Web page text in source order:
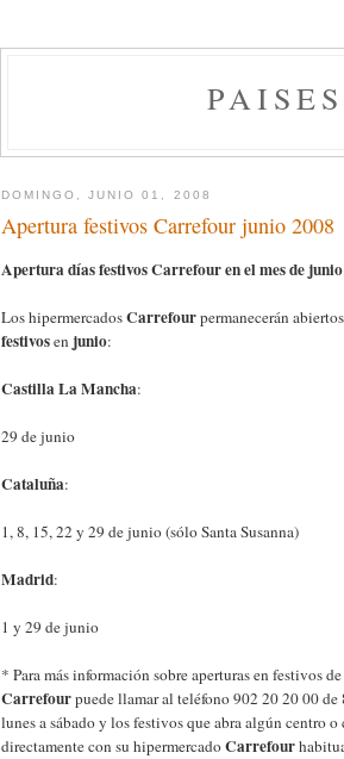
DOMINGO, JUNIO 01, 2008
Apertura festivos Carrefour junio 2008
Apertura días festivos Carrefour en el mes de
Los hipermercadosCarrefourpermanecerán
festivosen junio:
Castilla La Mancha:
29 de junio
Cataluña:
1, 8, 15, 22 y 29 de junio (sólo Santa Susanna)
Madrid:
1 y 29 de junio
* Para más información sobre aperturas en festivos
Carrefourpuede llamar al teléfono 902 20 20 00 de
lunes a sábado y los festivos que abra algún centro
directamente con su hipermercadoCarrefour